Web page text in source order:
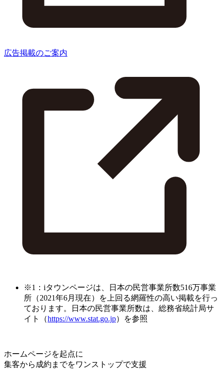
広告掲載のご案内
※1：iタウンページは、日本の民営事業所数516万事業
所（2021年6月現在）を上回る網羅性の高い掲載を行っ
ております。日本の民営事業所数は、総務省統計局サ
イト（https://www.stat.go.jp）を参照
ホームページを起点に
集客から成約までをワンストップで支援